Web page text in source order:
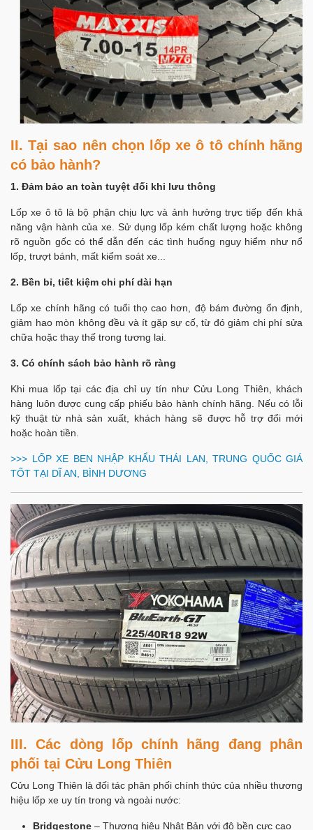
II. Tại sao nên chọn lốp xe ô tô chính hãng
có bảo hành?
1. Đảm bảo an toàn tuyệt đối khi lưu thông
Lốp xe ô tô là bộ phận chịu lực và ảnh hưởng trực tiếp đến khả
năng vận hành của xe. Sử dụng lốp kém chất lượng hoặc không
rõ nguồn gốc có thể dẫn đến các tình huống nguy hiểm như nổ
lốp, trượt bánh, mất kiểm soát xe...
2. Bền bỉ, tiết kiệm chi phí dài hạn
Lốp xe chính hãng có tuổi thọ cao hơn, độ bám đường ổn định,
giảm hao mòn không đều và ít gặp sự cố, từ đó giảm chi phí sửa
chữa hoặc thay thế trong tương lai.
3. Có chính sách bảo hành rõ ràng
Khi mua lốp tại các địa chỉ uy tín như Cửu Long Thiên, khách
hàng luôn được cung cấp phiếu bảo hành chính hãng. Nếu có lỗi
kỹ thuật từ nhà sản xuất, khách hàng sẽ được hỗ trợ đổi mới
hoặc hoàn tiền.
>>> LỐP XE BEN NHẬP KHẨU THÁI LAN, TRUNG QUỐC GIÁ
TỐT TẠI DĨ AN, BÌNH DƯƠNG
III. Các dòng lốp chính hãng đang phân
phối tại Cửu Long Thiên
Cửu Long Thiên là đối tác phân phối chính thức của nhiều thương
hiệu lốp xe uy tín trong và ngoài nước:
Bridgestone – Thương hiệu Nhật Bản với độ bền cực cao